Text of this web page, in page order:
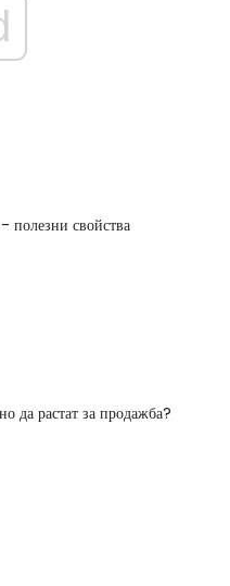
полезни свойства
да растат за продажба?